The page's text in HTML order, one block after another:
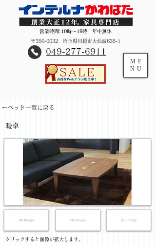
営業時間:10時～19時 年中無休
〒350-0032 埼玉県川越市大仙波635-1
​049-277-6911
ME
NU
←ベッド一覧に戻る
暖卓
​クリックすると画像が拡大します。